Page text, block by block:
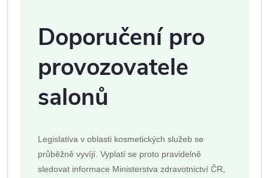
Doporučení pro
provozovatele
salonů
Legislativa v oblasti kosmetických služeb se
průběžně vyvíjí. Vyplatí se proto pravidelně
sledovat informace Ministerstva zdravotnictví ČR,